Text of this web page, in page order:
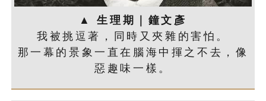
▲ 生理期｜鐘文彥
我被挑逗著，同時又夾雜的害怕。
那一幕的景象一直在腦海中揮之不去，像
惡趣味一樣。